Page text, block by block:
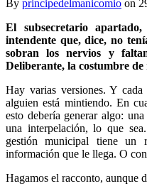
By principedelmanicomio on
El subsecretario
intendente que, dice, no
sobran los nervios y
Deliberante, la costumbre
Hay varias versiones. Y
alguien está mintiendo. En
esto debería generar algo:
una interpelación, lo que
gestión municipal tiene
información que le llega. O
Hagamos el racconto, aunque